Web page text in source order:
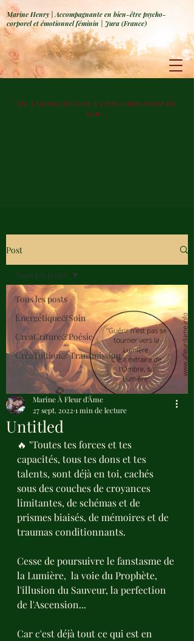
Marine Henry | Accompagnante en bien-être psycho-
corporel et émotionnel féminin | Jura (France)
De l'oubli de soi à l'incarnation de
soi...
Post
Tous les posts
Énergétique&Soin
CréaCriture&Poésie
CréaTuition& Transmission
Tous les posts
Untitled
Marine À Fleur d'Âme
27 sept. 2022 1 min de lecture
🔥 "Toutes tes forces et tes
capacités, tous tes dons et tes
talents, sont déjà en toi, cachés
sous des couches de croyances
limitantes, de schémas et de
prismes biaisés, de mémoires et de
traumas conditionnants.
Cesse de poursuivre le fanstasme de
la Lumière,  la voie du Prophète,
l'illusion du Sauveur, la perfection
de l'Ascension...
Car c'est déjà tout ce qui est en